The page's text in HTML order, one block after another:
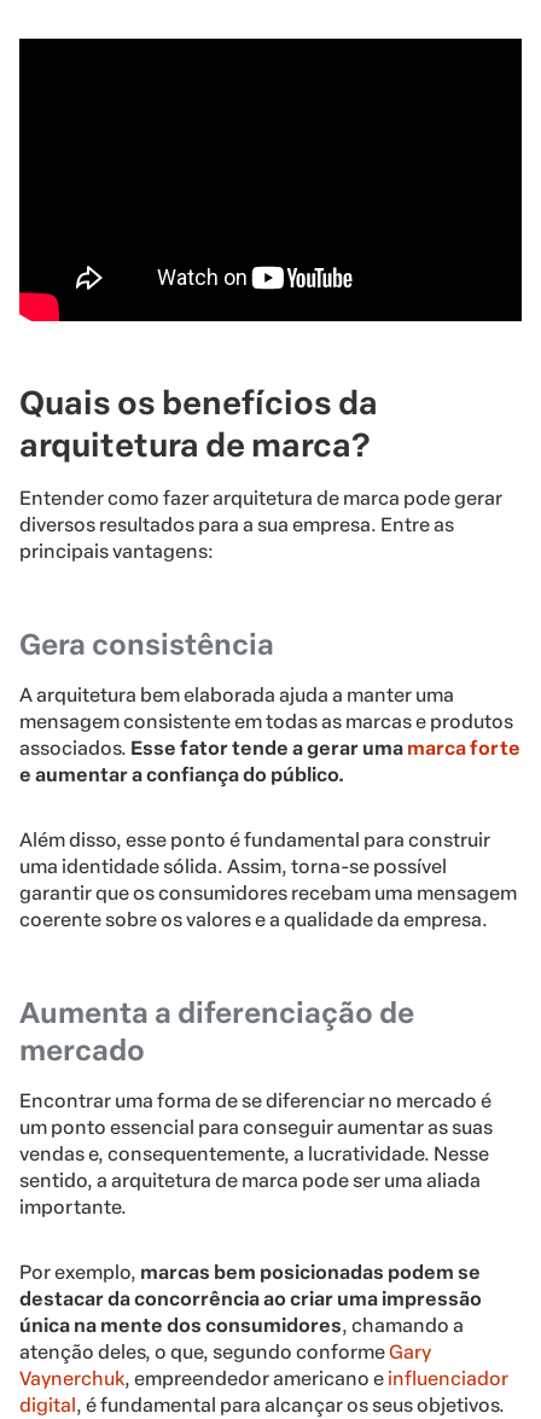
Quais os benefícios da
arquitetura de marca?
Entender como fazer arquitetura de marca pode gerar
diversos resultados para a sua empresa. Entre as
principais vantagens:
Gera consistência
A arquitetura bem elaborada ajuda a manter uma
mensagem consistente em todas as marcas e produtos
associados. Esse fator tende a gerar uma marca forte
e aumentar a confiança do público.
Além disso, esse ponto é fundamental para construir
uma identidade sólida. Assim, torna-se possível
garantir que os consumidores recebam uma mensagem
coerente sobre os valores e a qualidade da empresa.
Aumenta a diferenciação de
mercado
Encontrar uma forma de se diferenciar no mercado é
um ponto essencial para conseguir aumentar as suas
vendas e, consequentemente, a lucratividade. Nesse
sentido, a arquitetura de marca pode ser uma aliada
importante.
Por exemplo, marcas bem posicionadas podem se
destacar da concorrência ao criar uma impressão
única na mente dos consumidores, chamando a
atenção deles, o que, segundo conformeGary
Vaynerchuk, empreendedor americano e influenciador
digital , é fundamental para alcançar os seus objetivos.